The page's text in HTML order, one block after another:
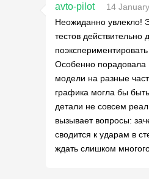
avto-pilot
14
Неожиданно увлекло!
тестов действительно
Особенно порадовала
модели на разные
графика могла бы
детали не совсем
вызывает вопросы:
сводится к ударам в
ждать слишком